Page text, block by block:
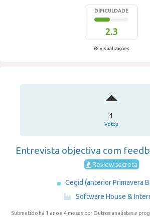
DIFICULDADE
2.3
68 visualizações
1
Votos
Entrevista objectiva com
Review secreta
Cegid (anterior Primavera
Software House &
Submetido há 1 ano e 4 meses por Outros analistas e